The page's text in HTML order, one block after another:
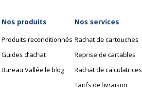
Nos produits
Produits reconditionnés
Guides d’achat
Bureau Vallée le blog
Nos services
Rachat de cartouches
Reprise de cartables
Rachat de calculatrices
Tarifs de livraison